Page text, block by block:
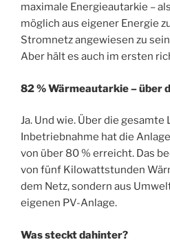
maximale Energieautarkie –
möglich aus eigener Energie
Stromnetz angewiesen zu
Aber hält es auch im ersten
82 % Wärmeautarkie – über
Ja. Und wie. Über die
Inbetriebnahme hat die
von über 80 % erreicht. Das
von fünf Kilowattstunden
dem Netz, sondern aus
eigenen PV-Anlage.
Was steckt dahinter?